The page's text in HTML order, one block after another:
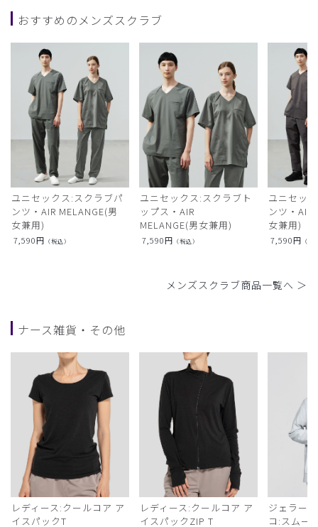
おすすめのメンズスクラブ
ユニセックス:スクラブパ
ンツ・AIR MELANGE(男
女兼用)
7,590円 （税込）
ユニセックス:スクラブト
ップス・AIR
MELANGE(男女兼用)
7,590円 （税込）
ユニセッ
ンツ・AIR
女兼用)
7,590円 （税
メンズスクラブ商品一覧へ ＞
ナース雑貨・その他
レディース:クールコア ア
イスパックT
レディース:クールコア ア
イスパックZIP T
ジェラー
コ:スムー